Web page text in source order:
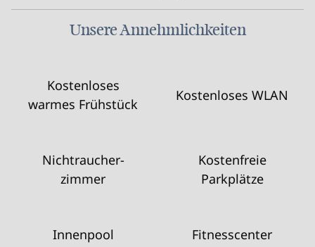
Unsere Annehmlichkeiten
Kostenloses
warmes Frühstück
Kostenloses WLAN
Nichtraucher­
zimmer
Kostenfreie
Parkplätze
Innenpool Fitnesscenter